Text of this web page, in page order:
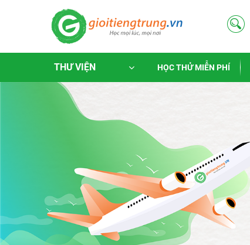
THƯ VIỆN HỌC THỬ MIỄN PHÍ